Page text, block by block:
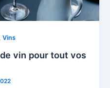
Vins
vin pour tout vos